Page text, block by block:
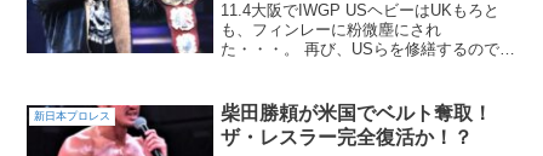
11.4大阪でIWGP USヘビーはUKもろと
も、フィンレーに粉微塵にされ
た・・・。 再び、USらを修繕するのでは
新日本プロレス
柴田勝頼が米国でベルト奪取！
ザ・レスラー完全復活か！？